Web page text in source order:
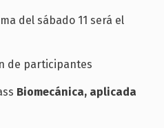
del sábado 11 será el
de participantes
Biomecánica, aplicada